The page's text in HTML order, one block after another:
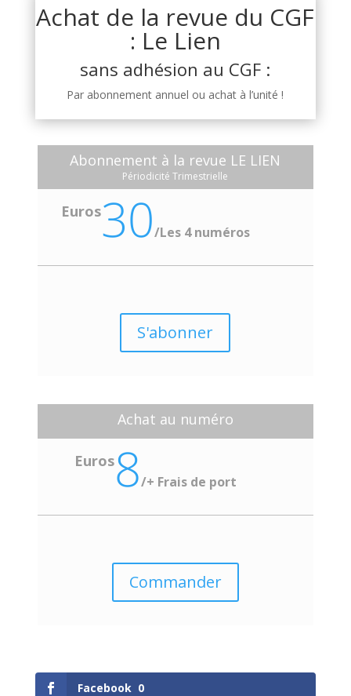
Achat de la revue du CGF
: Le Lien
sans adhésion au CGF :
Par abonnement annuel ou achat à l’unité !
Abonnement à la revue LE LIEN
Périodicité Trimestrielle
Euros30/Les 4 numéros
S'abonner
Achat au numéro
Euros8/+ Frais de port
Commander
Facebook 0